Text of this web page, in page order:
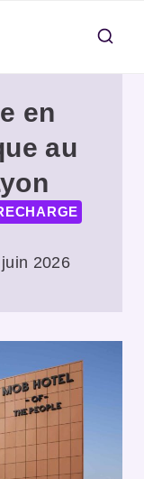
en
au
2026